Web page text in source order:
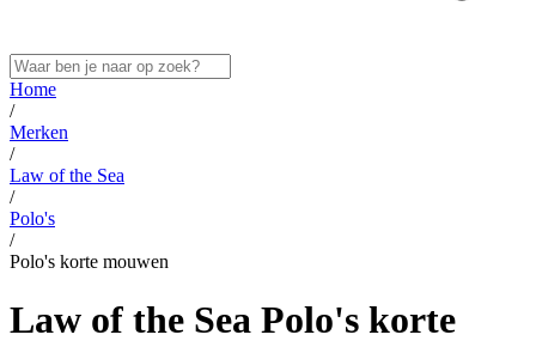
Home
/
Merken
/
Law of the Sea
/
Polo's
/
Polo's korte mouwen
Law of the Sea Polo's korte